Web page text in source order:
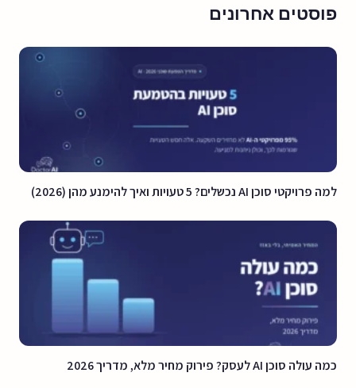
פוסטים אחרונים
למה פרויקטי סוכן AI נכשלים? 5 טעויות ואיך להימנע מהן (2026)
כמה עולה סוכן AI לעסק? פירוק מחיר מלא, מדריך 2026